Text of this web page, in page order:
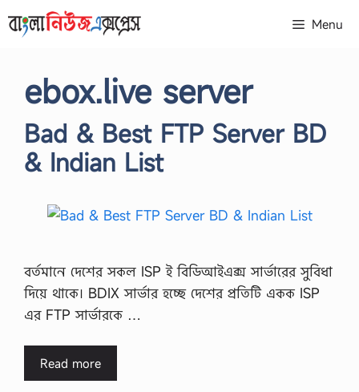
to
Menu
ebox.live server
Bad & Best FTP Server BD
& Indian List
বর্তমানে দেশের সকল ISP ই বিডিআইএক্স সার্ভারের সুবিধা
দিয়ে থাকে। BDIX সার্ভার হচ্ছে দেশের প্রতিটি একক ISP
এর FTP সার্ভারকে …
Read more